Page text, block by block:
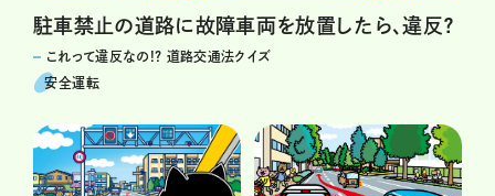
駐車禁止の道路に故障車両を放置したら、違反？
これって違反なの!? 道路交通法クイズ
安全運転